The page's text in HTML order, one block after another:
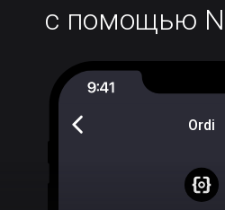
с помощью
Ordi